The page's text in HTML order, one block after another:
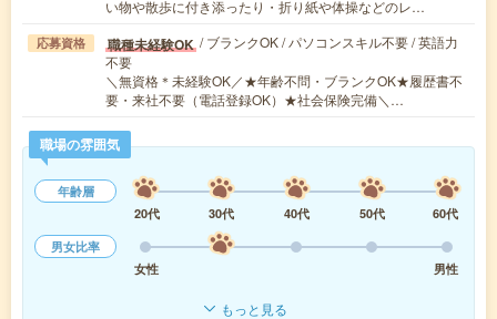
い物や散歩に付き添ったり・折り紙や体操などのレ…
応募資格 職種未経験OK / ブランクOK / パソコンスキル不要 / 英語力
不要
＼無資格＊未経験OK／★年齢不問・ブランクOK★履歴書不
要・来社不要（電話登録OK）★社会保険完備＼…
職場の雰囲気
年齢層
20代
30代 40代 50代
60代
男女比率
女性
男性
もっと見る